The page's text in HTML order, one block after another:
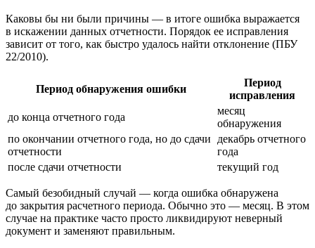
Каковы бы ни были причины — в итоге ошибка выражается
в искажении данных отчетности. Порядок ее исправления
зависит от того, как быстро удалось найти отклонение (ПБУ
22/2010).
Период обнаружения ошибки
Период
исправления
до конца отчетного года
месяц
обнаружения
по окончании отчетного года, но до сдачи
отчетности
декабрь отчетного
года
после сдачи отчетности
текущий год
Самый безобидный случай — когда ошибка обнаружена
до закрытия расчетного периода. Обычно это — месяц. В этом
случае на практике часто просто ликвидируют неверный
документ и заменяют правильным.